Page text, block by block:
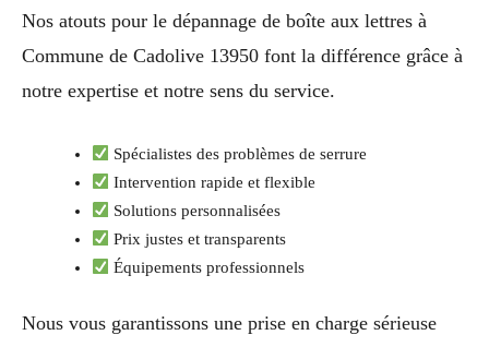
Nos atouts pour le dépannage de boîte aux lettres à
Commune de Cadolive 13950 font la différence grâce à
notre expertise et notre sens du service.
Spécialistes des problèmes de serrure
Intervention rapide et flexible
Solutions personnalisées
Prix justes et transparents
Équipements professionnels
Nous vous garantissons une prise en charge sérieuse